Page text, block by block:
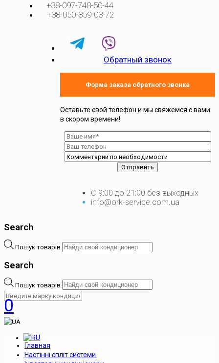
+38-097-748-50-44
+38-050-859-03-72
Обратный звонок
Форма заказа обратного звонка
Оставьте свой телефон и мы свяжемся с вами
в скором времени!
С 9:00 до 21:00 без выходных
info@ork-service.com.ua
Search
Пошук товарів
Search
Пошук товарів
0
Главная
Настінні спліт системи